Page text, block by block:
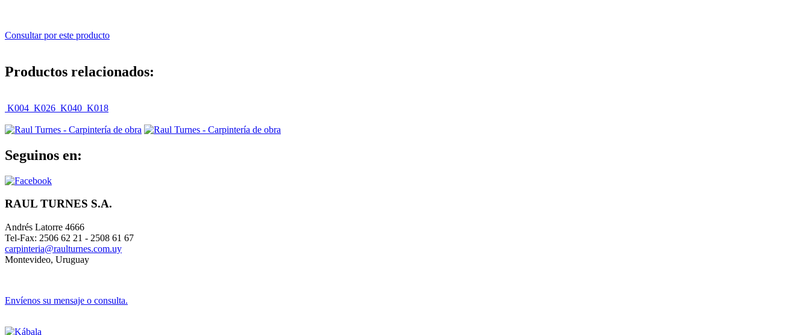
Consultar por este producto
Productos relacionados:
K004 K026 K040 K018
Seguinos en:
RAUL TURNES S.A.
Andrés Latorre 4666
Tel-Fax: 2506 62 21 - 2508 61 67
carpinteria@raulturnes.com.uy
Montevideo, Uruguay
Envíenos su mensaje o consulta.